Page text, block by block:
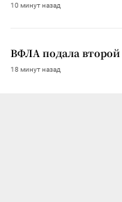
10 минут назад
ВФЛА подала второй
18 минут назад